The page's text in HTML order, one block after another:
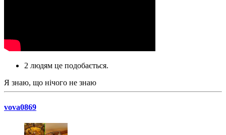
2 людям це подобається.
Я знаю, що нічого не знаю
vova0869